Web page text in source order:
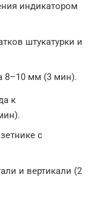
индикатором
штукатурки и
8–10 мм (3 мин).
к
с
и вертикали (2